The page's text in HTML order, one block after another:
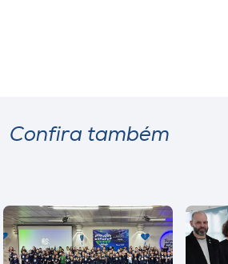
Confira também